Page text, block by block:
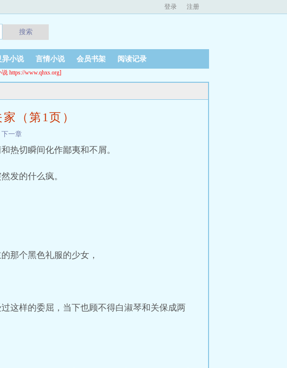
登录 注册
搜索
异小说 言情小说 会员书架 阅读记录
https://www.qhxs.org]
（第1页）
下一章
热切瞬间化作鄙夷和不屑。
发的什么疯。
那个黑色礼服的少女，
这样的委屈，当下也顾不得白淑琴和关保成两